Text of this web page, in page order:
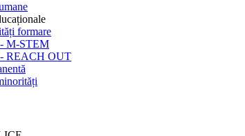
formare
M-STEM
REACH OUT